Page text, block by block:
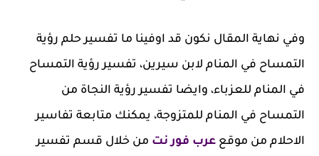
وفي نهاية المقال نكون قد اوفينا ما تفسير حلم رؤية
التمساح في المنام لابن سيرين، تفسير رؤية التمساح
في المنام للعزباء، وايضا تفسير رؤية النجاة من
التمساح في المنام للمتزوجة، يمكنك متابعة تفاسير
الاحلام من موقع عرب فور نت من خلال قسم تفسير